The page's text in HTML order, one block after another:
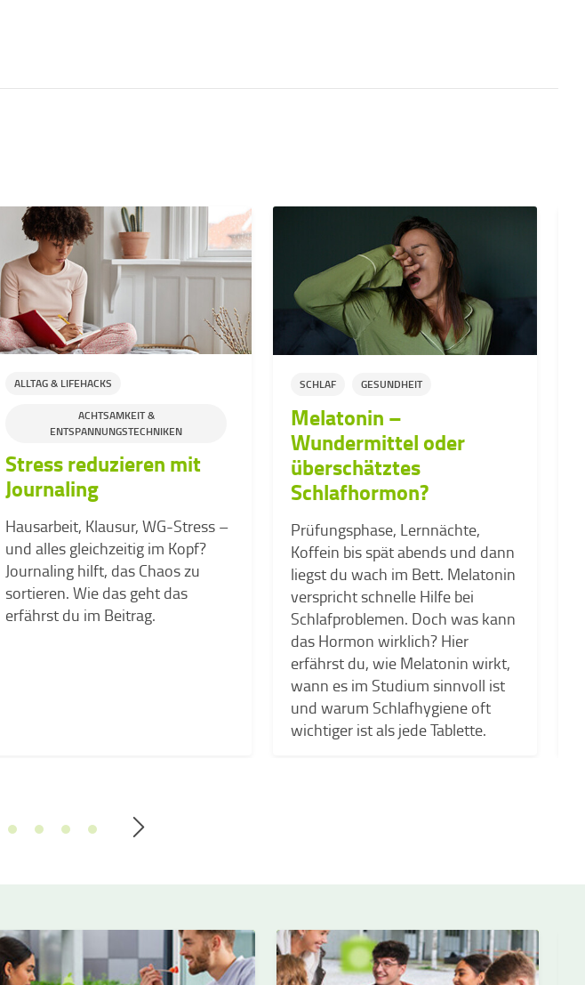
ALLTAG & LIFEHACKS
ACHTSAMKEIT &
ENTSPANNUNGSTECHNIKEN
Stress reduzieren mit
Journaling
Hausarbeit, Klausur, WG-Stress –
und alles gleichzeitig im Kopf?
Journaling hilft, das Chaos zu
sortieren. Wie das geht das
erfährst du im Beitrag.
SCHLAF GESUNDHEIT
Melatonin –
Wundermittel oder
überschätztes
Schlafhormon?
Prüfungsphase, Lernnächte,
Koffein bis spät abends und dann
liegst du wach im Bett. Melatonin
verspricht schnelle Hilfe bei
Schlafproblemen. Doch was kann
das Hormon wirklich? Hier
erfährst du, wie Melatonin wirkt,
wann es im Studium sinnvoll ist
und warum Schlafhygiene oft
wichtiger ist als jede Tablette.